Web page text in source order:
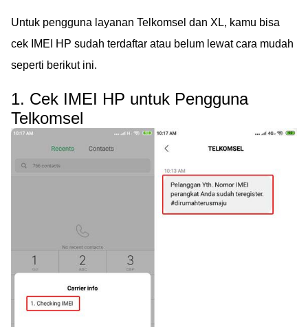
Untuk pengguna layanan Telkomsel dan XL, kamu bisa
cek IMEI HP sudah terdaftar atau belum lewat cara mudah
seperti berikut ini.
1. Cek IMEI HP untuk Pengguna
Telkomsel